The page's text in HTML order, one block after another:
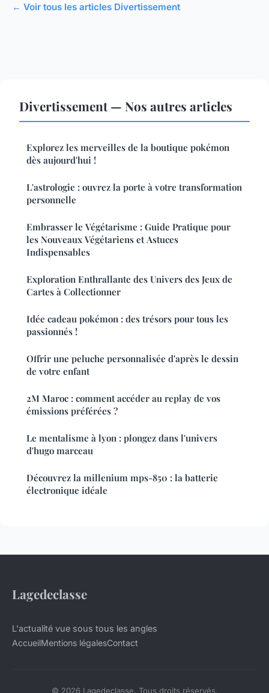
← Voir tous les articles Divertissement
Divertissement — Nos autres articles
Explorez les merveilles de la boutique pokémon
dès aujourd'hui !
L'astrologie : ouvrez la porte à votre transformation
personnelle
Embrasser le Végétarisme : Guide Pratique pour
les Nouveaux Végétariens et Astuces
Indispensables
Exploration Enthrallante des Univers des Jeux de
Cartes à Collectionner
Idée cadeau pokémon : des trésors pour tous les
passionnés !
Offrir une peluche personnalisée d'après le dessin
de votre enfant
2M Maroc : comment accéder au replay de vos
émissions préférées ?
Le mentalisme à lyon : plongez dans l'univers
d'hugo marceau
Découvrez la millenium mps-850 : la batterie
électronique idéale
Lagedeclasse
L'actualité vue sous tous les angles
AccueilMentions légalesContact
© 2026 Lagedeclasse. Tous droits réservés.